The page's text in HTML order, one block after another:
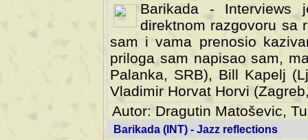
Barikada - Interviews
direktnom razgovoru sa
sam i vama prenosio
priloga sam napisao sam,
Palanka, SRB), Bill Kapelj
Vladimir Horvat Horvi
Autor: Dragutin Matoševic,
Barikada (INT) - Jazz reflections